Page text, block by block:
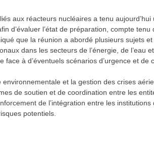
aux réacteurs nucléaires a tenu aujourd’hui
d’évaluer l’état de préparation, compte tenu
que la réunion a abordé plusieurs sujets
dans les secteurs de l’énergie, de l’eau
à d’éventuels scénarios d’urgence et de
et la gestion des crises
de soutien et de coordination entre les
de l’intégration entre les institutions
potentiels.